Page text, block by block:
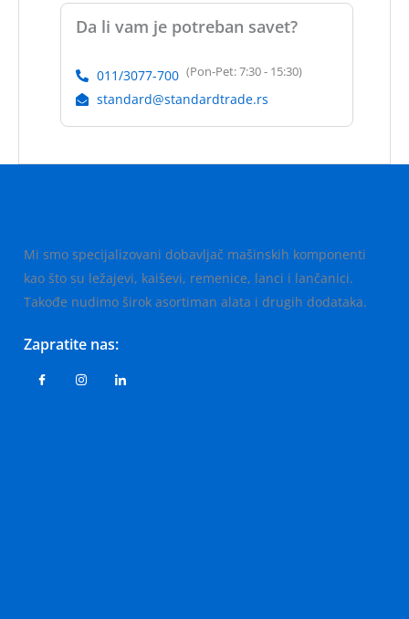
Da li vam je potreban savet?
011/3077-700 (Pon-Pet: 7:30 - 15:30)
standard@standardtrade.rs
Mi smo specijalizovani dobavljač mašinskih komponenti
kao što su ležajevi, kaiševi, remenice, lanci i lančanici.
Takođe nudimo širok asortiman alata i drugih dodataka.
Zapratite nas: